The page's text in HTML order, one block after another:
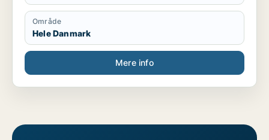
Område
Hele Danmark
Mere info